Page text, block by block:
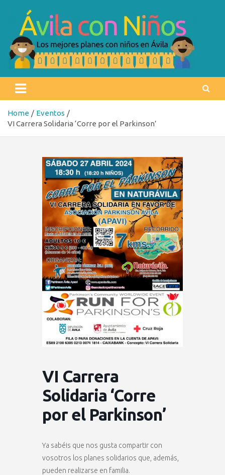
content
Ávila con niños
Home
Eventos
VI Carrera Solidaria ‘Corre por el Parkinson’
VI Carrera
Solidaria ‘Corre
por el Parkinson’
Ya sabéis que nos gusta compartir con
vosotros los planes solidarios que, además,
pueden realizarse en familia.